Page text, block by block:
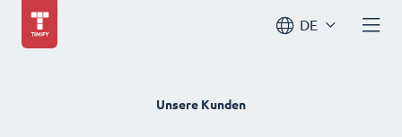
DE
Unsere Kunden